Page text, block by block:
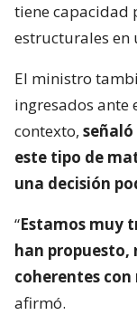
tiene capacidad
estructurales en
El ministro
ingresados ante
contexto,
este tipo de
una decisión
“Estamos muy
han propuesto,
coherentes
afirmó.